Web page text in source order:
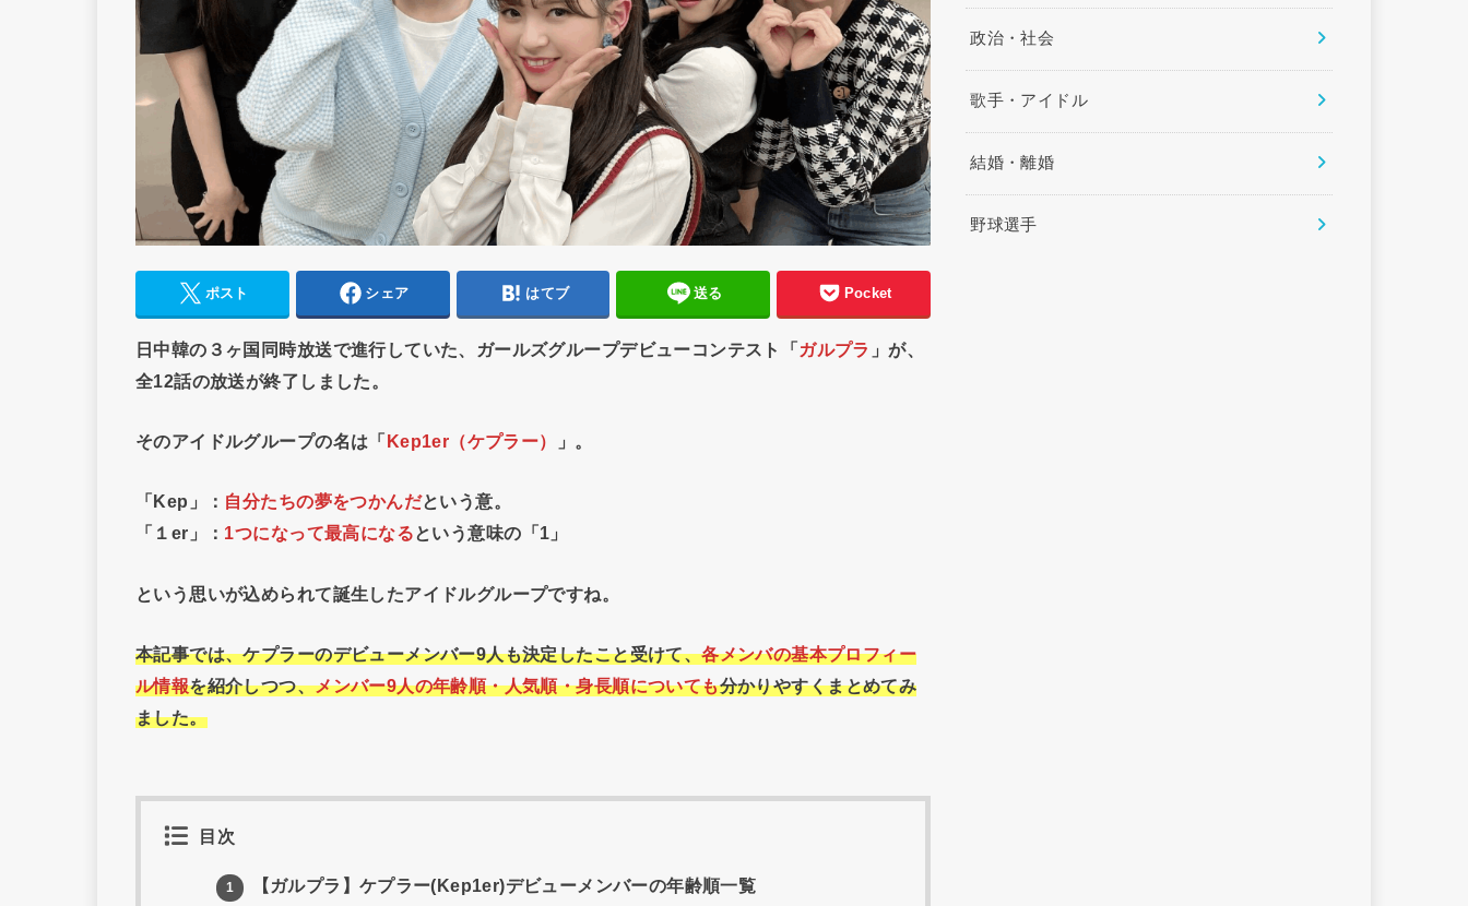
ポスト シェア はてブ 送る Pocket
日中韓の３ヶ国同時放送で進行していた、ガールズグループデビューコンテスト「ガルプラ 」が、
全12話の放送が終了しました。
そのアイドルグループの名は「Kep1er（ケプラー） 」。
「Kep」： 自分たちの夢をつかんだという意。
「１er」： 1つになって最高になるという意味の「1」
という思いが込められて誕生したアイドルグループですね。
本記事では、ケプラーのデビューメンバー9人も決定したこと受けて、各メンバの基本プロフィー
ル情報を紹介しつつ、メンバー9人の年齢順・人気順・身長順についても分かりやすくまとめてみ
ました。
目次
1 【ガルプラ】ケプラー(Kep1er)デビューメンバーの年齢順一覧
政治・社会
歌手・アイドル
結婚・離婚
野球選手